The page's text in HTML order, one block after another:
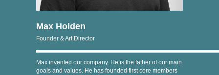
Founder & Art Director
Max Holden
Max invented our company. He is the father of our main
goals and values. He has founded first core members